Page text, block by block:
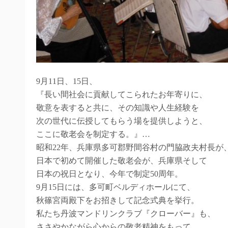
9月11日、15日、
『長い間社会に貢献してこられたお年寄りに、
敬意を表すると共に、その知識や人生経験を
次の世代に伝授してもらう場を提供しようと、
ここに敬老会を制定する。』 …
昭和22年、兵庫県多可郡野間谷村の門脇政夫村長が
日本で初めて開催した敬老会が、兵庫県そして
日本の祝日となり、今年で制定50周年。
9月15日には、多可町ベルディホールにて、
秋篠宮両殿下をお招きして記念式典を挙行。
私たち丹波マンドリンクラブ『クローバー』も、